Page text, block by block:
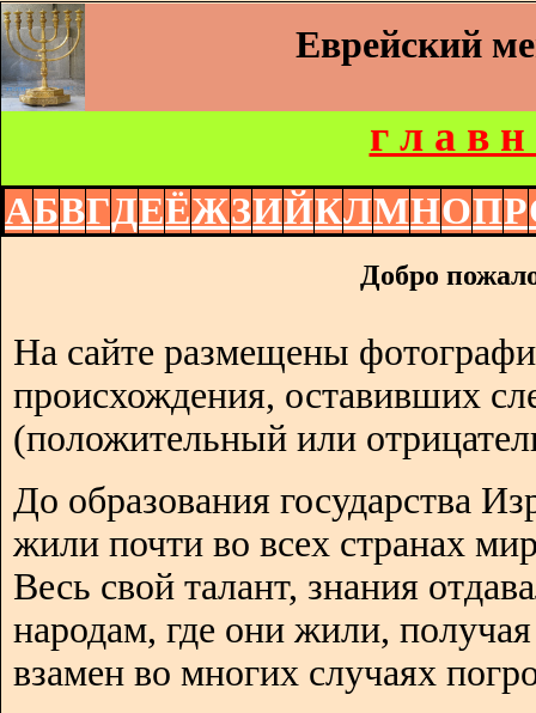
Еврейский
г л а в н
АБВГДЕЁЖЗИЙКЛМНОПР
Добро
На сайте размещены
происхождения, оставивших
(положительный или
До образования государства
жили почти во всех странах
Весь свой талант, знания
народам, где они жили, получая
взамен во многих случаях